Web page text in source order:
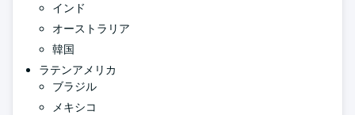
インド
オーストラリア
韓国
ラテンアメリカ
ブラジル
メキシコ